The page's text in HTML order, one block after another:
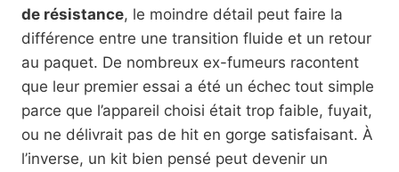
de résistance, le moindre détail peut faire la
différence entre une transition fluide et un retour
au paquet. De nombreux ex-fumeurs racontent
que leur premier essai a été un échec tout simple
parce que l’appareil choisi était trop faible, fuyait,
ou ne délivrait pas de hit en gorge satisfaisant. À
l’inverse, un kit bien pensé peut devenir un